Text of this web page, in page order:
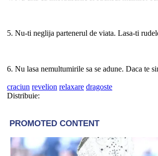
5. Nu-ti neglija partenerul de viata. Lasa-ti
6. Nu lasa nemultumirile sa se adune. Daca te
craciun revelion relaxare dragoste
Distribuie: